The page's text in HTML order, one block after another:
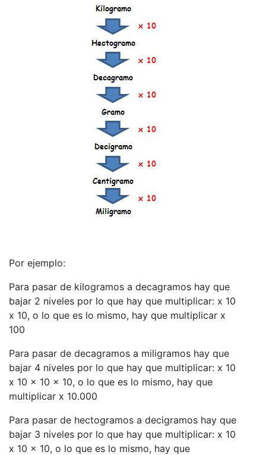
Por ejemplo:
Para pasar de kilogramos a decagramos hay que
bajar 2 niveles por lo que hay que multiplicar: x 10
x 10, o lo que es lo mismo, hay que multiplicar x
100
Para pasar de decagramos a miligramos hay que
bajar 4 niveles por lo que hay que multiplicar: x 10
x 10 x 10 x 10, o lo que es lo mismo, hay que
multiplicar x 10.000
Para pasar de hectogramos a decigramos hay que
bajar 3 niveles por lo que hay que multiplicar: x 10
x 10 x 10, o lo que es lo mismo, hay que